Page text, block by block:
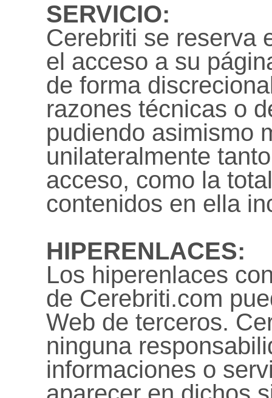
SERVICIO:
Cerebriti se reserva
el acceso a su
de forma
razones técnicas o
pudiendo asimismo
unilateralmente
acceso, como la
contenidos en ella
HIPERENLACES:
Los hiperenlaces
de Cerebriti.com
Web de terceros.
ninguna
informaciones o